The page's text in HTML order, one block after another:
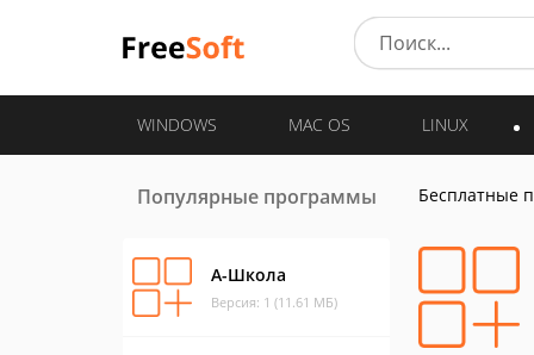
WINDOWS MAC OS LINUX
Популярные программы
А-Школа
Версия: 1 (11.61 МБ)
Бесплатные